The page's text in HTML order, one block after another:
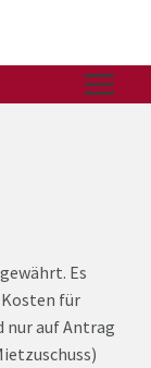
Es
Kosten für
nur auf Antrag